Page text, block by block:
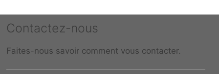
Contactez-nous
Faites-nous savoir comment vous contacter.